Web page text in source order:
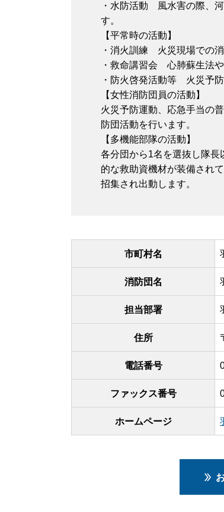
・水防活動 風水害の際、
す。
【平常時の活動】
・消火訓練 火災現場での
・救命講習会 心肺蘇生法
・防火啓発活動等 火災予
【女性消防団員の活動】
火災予防運動、応急手当の
防団活動を行います。
【多機能部隊の活動】
各分団から1名を選抜し隊
的な救助資機材が装備され
招集され出動します。
市町村名
消防団名
担当部署
住所
電話番号
ファックス番号
ホームページ